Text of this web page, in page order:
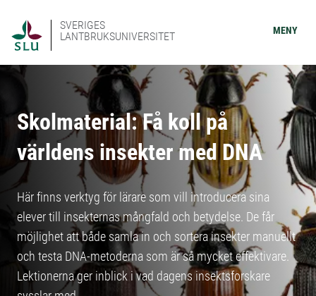
SVERIGES
LANTBRUKSUNIVERSITET
MENY
Skolmaterial: Få koll på
världens insekter med DNA
Här finns verktyg för lärare som vill introducera sina
elever till insekternas mångfald och betydelse. De får
möjlighet att både samla in och sortera insekter manuellt
och testa DNA-metoderna som är så mycket effektivare.
Lektionerna ger inblick i vad dagens insektsforskare